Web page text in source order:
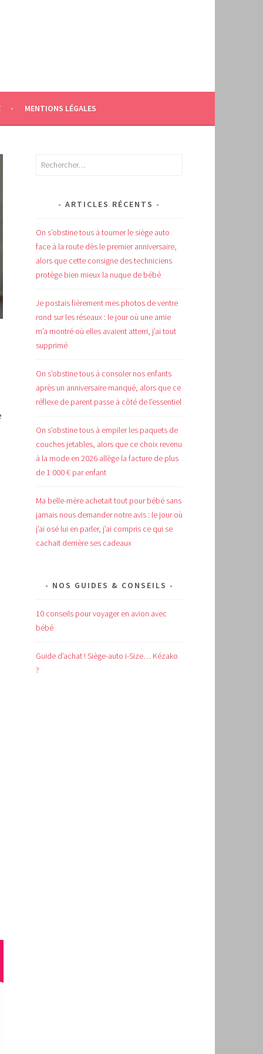
MENTIONS LÉGALES
Rechercher :
ARTICLES RÉCENTS
On s’obstine tous à tourner le siège auto
face à la route dès le premier anniversaire,
alors que cette consigne des techniciens
protège bien mieux la nuque de bébé
Je postais fièrement mes photos de ventre
rond sur les réseaux : le jour où une amie
m’a montré où elles avaient atterri, j’ai tout
supprimé
On s’obstine tous à consoler nos enfants
après un anniversaire manqué, alors que ce
réflexe de parent passe à côté de l’essentiel
On s’obstine tous à empiler les paquets de
couches jetables, alors que ce choix revenu
à la mode en 2026 allège la facture de plus
de 1 000 € par enfant
Ma belle-mère achetait tout pour bébé sans
jamais nous demander notre avis : le jour où
j’ai osé lui en parler, j’ai compris ce qui se
cachait derrière ses cadeaux
NOS GUIDES & CONSEILS
10 conseils pour voyager en avion avec
bébé
Guide d’achat ! Siège-auto i-Size… Kézako
?